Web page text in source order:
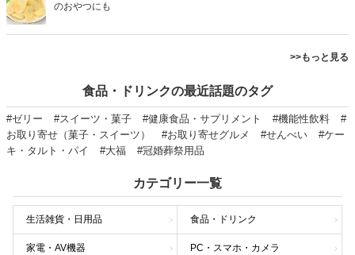
のおやつにも
>>もっと見る
食品・ドリンクの最近話題のタグ
#ゼリー #スイーツ・菓子 #健康食品・サプリメント #機能性飲料
#
お取り寄せ（菓子・スイーツ）
#お取り寄せグルメ #せんべい
#ケー
キ・タルト・パイ
#大福 #冠婚葬祭用品
カテゴリー一覧
生活雑貨・日用品 食品・ドリンク
家電・AV機器 PC・スマホ・カメラ